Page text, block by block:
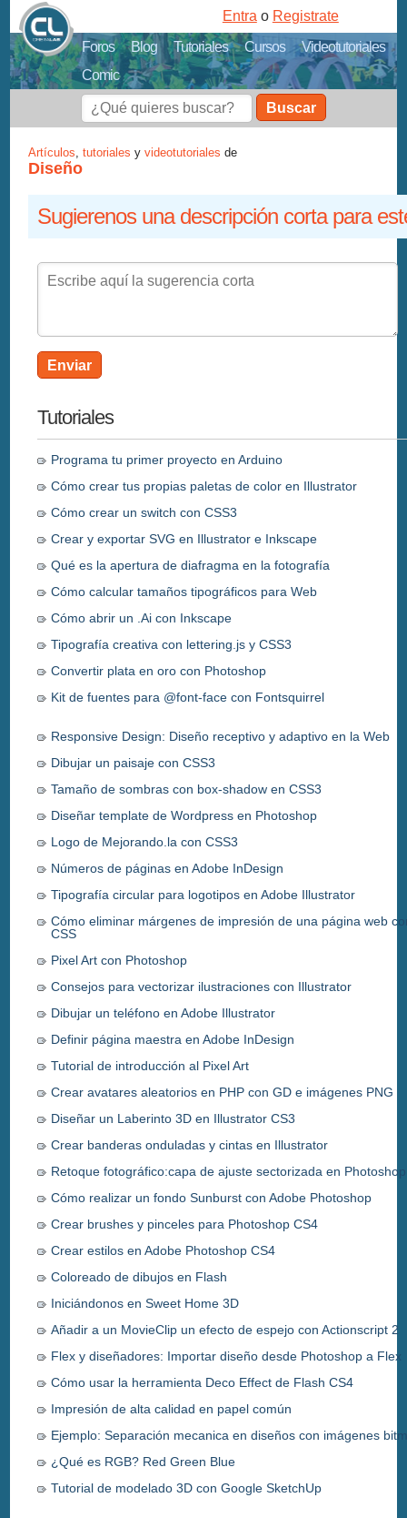
Foros Blog Tutoriales Cursos
Videotutoriales
Comic
Entra o Registrate
Buscar
Artículos,tutoriales yvideotutoriales de
Diseño
Sugierenos una descripción corta para
Enviar
Tutoriales
Programa tu primer proyecto en Arduino
Cómo crear tus propias paletas de color en Illustrator
Cómo crear un switch con CSS3
Crear y exportar SVG en Illustrator e Inkscape
Qué es la apertura de diafragma en la fotografía
Cómo calcular tamaños tipográficos para Web
Cómo abrir un .Ai con Inkscape
Tipografía creativa con lettering.js y CSS3
Convertir plata en oro con Photoshop
Kit de fuentes para @font-face con Fontsquirrel
Responsive Design: Diseño receptivo y adaptivo en la Web
Dibujar un paisaje con CSS3
Tamaño de sombras con box-shadow en CSS3
Diseñar template de Wordpress en Photoshop
Logo de Mejorando.la con CSS3
Números de páginas en Adobe InDesign
Tipografía circular para logotipos en Adobe Illustrator
Cómo eliminar márgenes de impresión de una página web
CSS
Pixel Art con Photoshop
Consejos para vectorizar ilustraciones con Illustrator
Dibujar un teléfono en Adobe Illustrator
Definir página maestra en Adobe InDesign
Tutorial de introducción al Pixel Art
Crear avatares aleatorios en PHP con GD e imágenes PNG
Diseñar un Laberinto 3D en Illustrator CS3
Crear banderas onduladas y cintas en Illustrator
Retoque fotográfico:capa de ajuste sectorizada en Photoshop
Cómo realizar un fondo Sunburst con Adobe Photoshop
Crear brushes y pinceles para Photoshop CS4
Crear estilos en Adobe Photoshop CS4
Coloreado de dibujos en Flash
Iniciándonos en Sweet Home 3D
Añadir a un MovieClip un efecto de espejo con Actionscript 2
Flex y diseñadores: Importar diseño desde Photoshop a Flex
Cómo usar la herramienta Deco Effect de Flash CS4
Impresión de alta calidad en papel común
Ejemplo: Separación mecanica en diseños con imágenes
¿Qué es RGB? Red Green Blue
Tutorial de modelado 3D con Google SketchUp